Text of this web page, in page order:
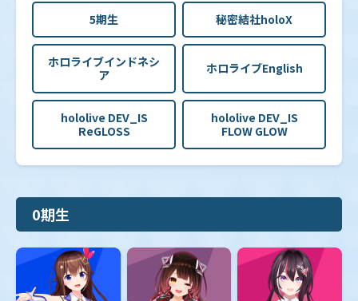
5期生 秘密結社holoX
ホロライブインドネシ
ア
ホロライブEnglish
hololive DEV_IS
ReGLOSS
hololive DEV_IS
FLOW GLOW
0期生